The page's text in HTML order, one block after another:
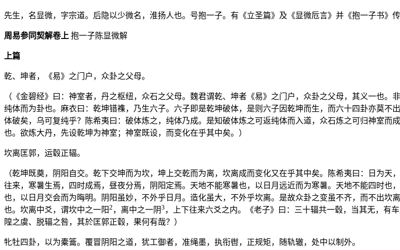
先生，名显微，字宗道。后隐以少微名，淮扬人也。号抱一子。有《立圣篇》及《显微卮言》并《抱一子书》
周易参同契解卷上 抱一子陈显微解
上篇
乾、坤者，《易》之门户，众卦之父母。
（《金碧经》曰：神室者，丹之枢纽，众石之父母。魏君谓乾、坤者《易》之门户，众卦之父母，其义一也
纯体而为卦也。麻衣曰：乾坤错襍，乃生六子。六子即是乾坤破体，是则六子因乾坤而生，而六十四卦亦莫
体破矣，乌可复纯乎？陈希夷曰：破体炼之，纯体乃成。是知破体炼之可返纯体而入道，众石炼之可归神室
也。欲炼大丹，先设乾坤为神室；神室既设，而变化在乎其中矣。）
坎离匡郭，运毂正辐。
（乾坤既奠，阴阳自交。乾下交坤而为坎，坤上交乾而为离，坎离成而变化又在乎其中矣。陈希夷曰：日为
往来，寒暑生焉，四时成焉，昼夜分焉，阴阳定焉。天地不能寒暑也，以日月远近而为寒暑。天地不能四时
也，以日月交会而为晦明。阴阳虽妙，不外乎日月。造化虽大，不外乎坎离。是故众卦之变虽不齐，而不出坎
也。坎离中爻，谓坎中之一阳2 ，离中之一阴3 ，上下往来六爻之内。《老子》曰：三十辐共一毂，当其无，有
隍之虞、脱辐之咎，其於匡郭正毂，果何有哉？）
牝牡四卦，以为橐籥。覆冒阴阳之道，犹工御者，准绳墨，执衔辔，正规矩，随轨辙，处中以制外。